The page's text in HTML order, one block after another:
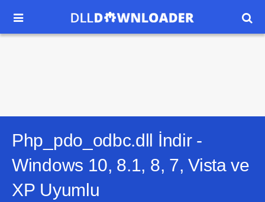
 
Php_pdo_odbc.dll İndir -
Windows 10, 8.1, 8, 7, Vista ve
XP Uyumlu